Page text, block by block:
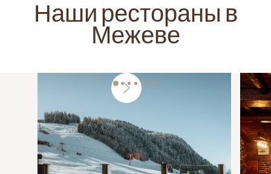
Наши рестораны в
Межеве